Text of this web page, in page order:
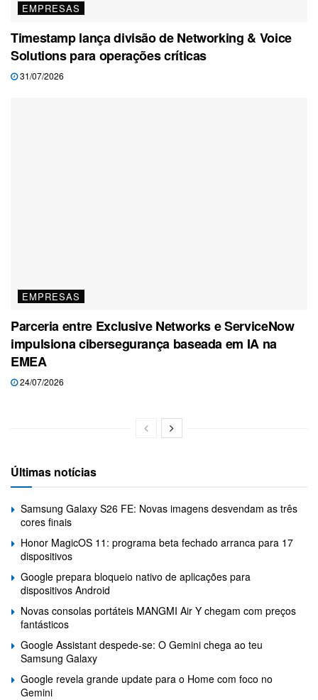
EMPRESAS
Timestamp lança divisão de Networking & Voice
Solutions para operações críticas
31/07/2026
EMPRESAS
Parceria entre Exclusive Networks e ServiceNow
impulsiona cibersegurança baseada em IA na
EMEA
24/07/2026
Últimas notícias
Samsung Galaxy S26 FE: Novas imagens desvendam as três
cores finais
Honor MagicOS 11: programa beta fechado arranca para 17
dispositivos
Google prepara bloqueio nativo de aplicações para
dispositivos Android
Novas consolas portáteis MANGMI Air Y chegam com preços
fantásticos
Google Assistant despede-se: O Gemini chega ao teu
Samsung Galaxy
Google revela grande update para o Home com foco no
Gemini